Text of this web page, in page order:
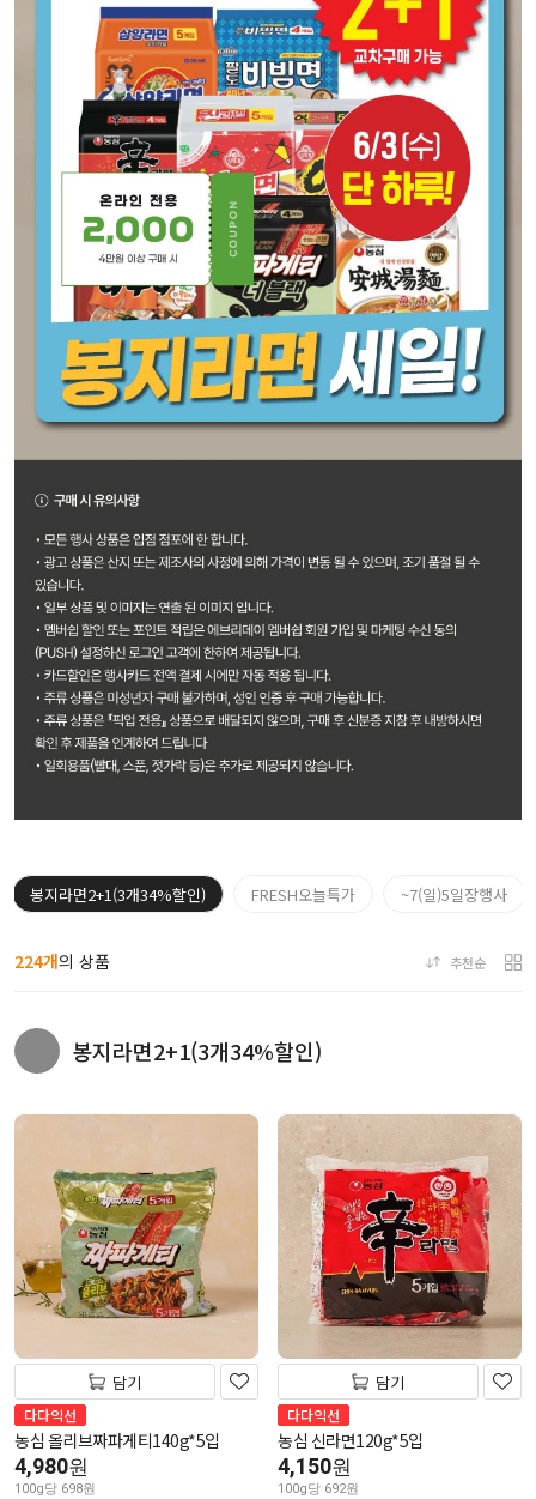
봉지라면2+1(3개34%할인) FRESH오늘특가 ~7(일)5일장행사
224개의 상품 추천순
봉지라면2+1(3개34%할인)
담기
다다익선
농심 올리브짜파게티140g*5입
4,980원
100g당 698원
담기
다다익선
농심 신라면120g*5입
4,150원
100g당 692원